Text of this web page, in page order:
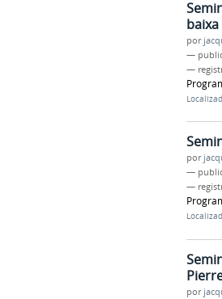
por
—
—
por
—
—
por